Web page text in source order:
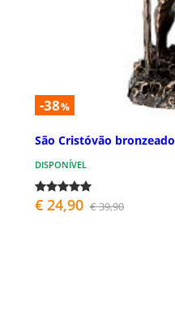
-38%
São Cristóvão
DISPONÍVEL
€ 24,90 € 39,90